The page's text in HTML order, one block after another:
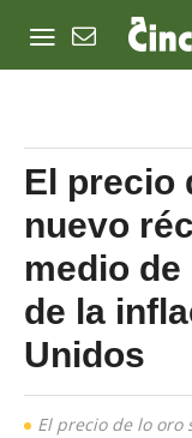
El precio
nuevo
medio
de la
Unidos
El precio de lo oro